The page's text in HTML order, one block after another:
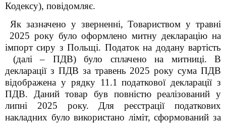
Кодексу), повідомляє.
Як зазначено у зверненні, Товариством у травні
2025 року було оформлено митну декларацію на
імпорт сиру з Польщі. Податок на додану вартість
(далі – ПДВ) було сплачено на митниці. В
декларації з ПДВ за травень 2025 року сума ПДВ
відображена у рядку 11 .1 податкової декларації з
ПДВ. Даний товар був повністю реалізований у
липні 2025 року. Для реєстрації податкових
накладних було використано ліміт, сформований за